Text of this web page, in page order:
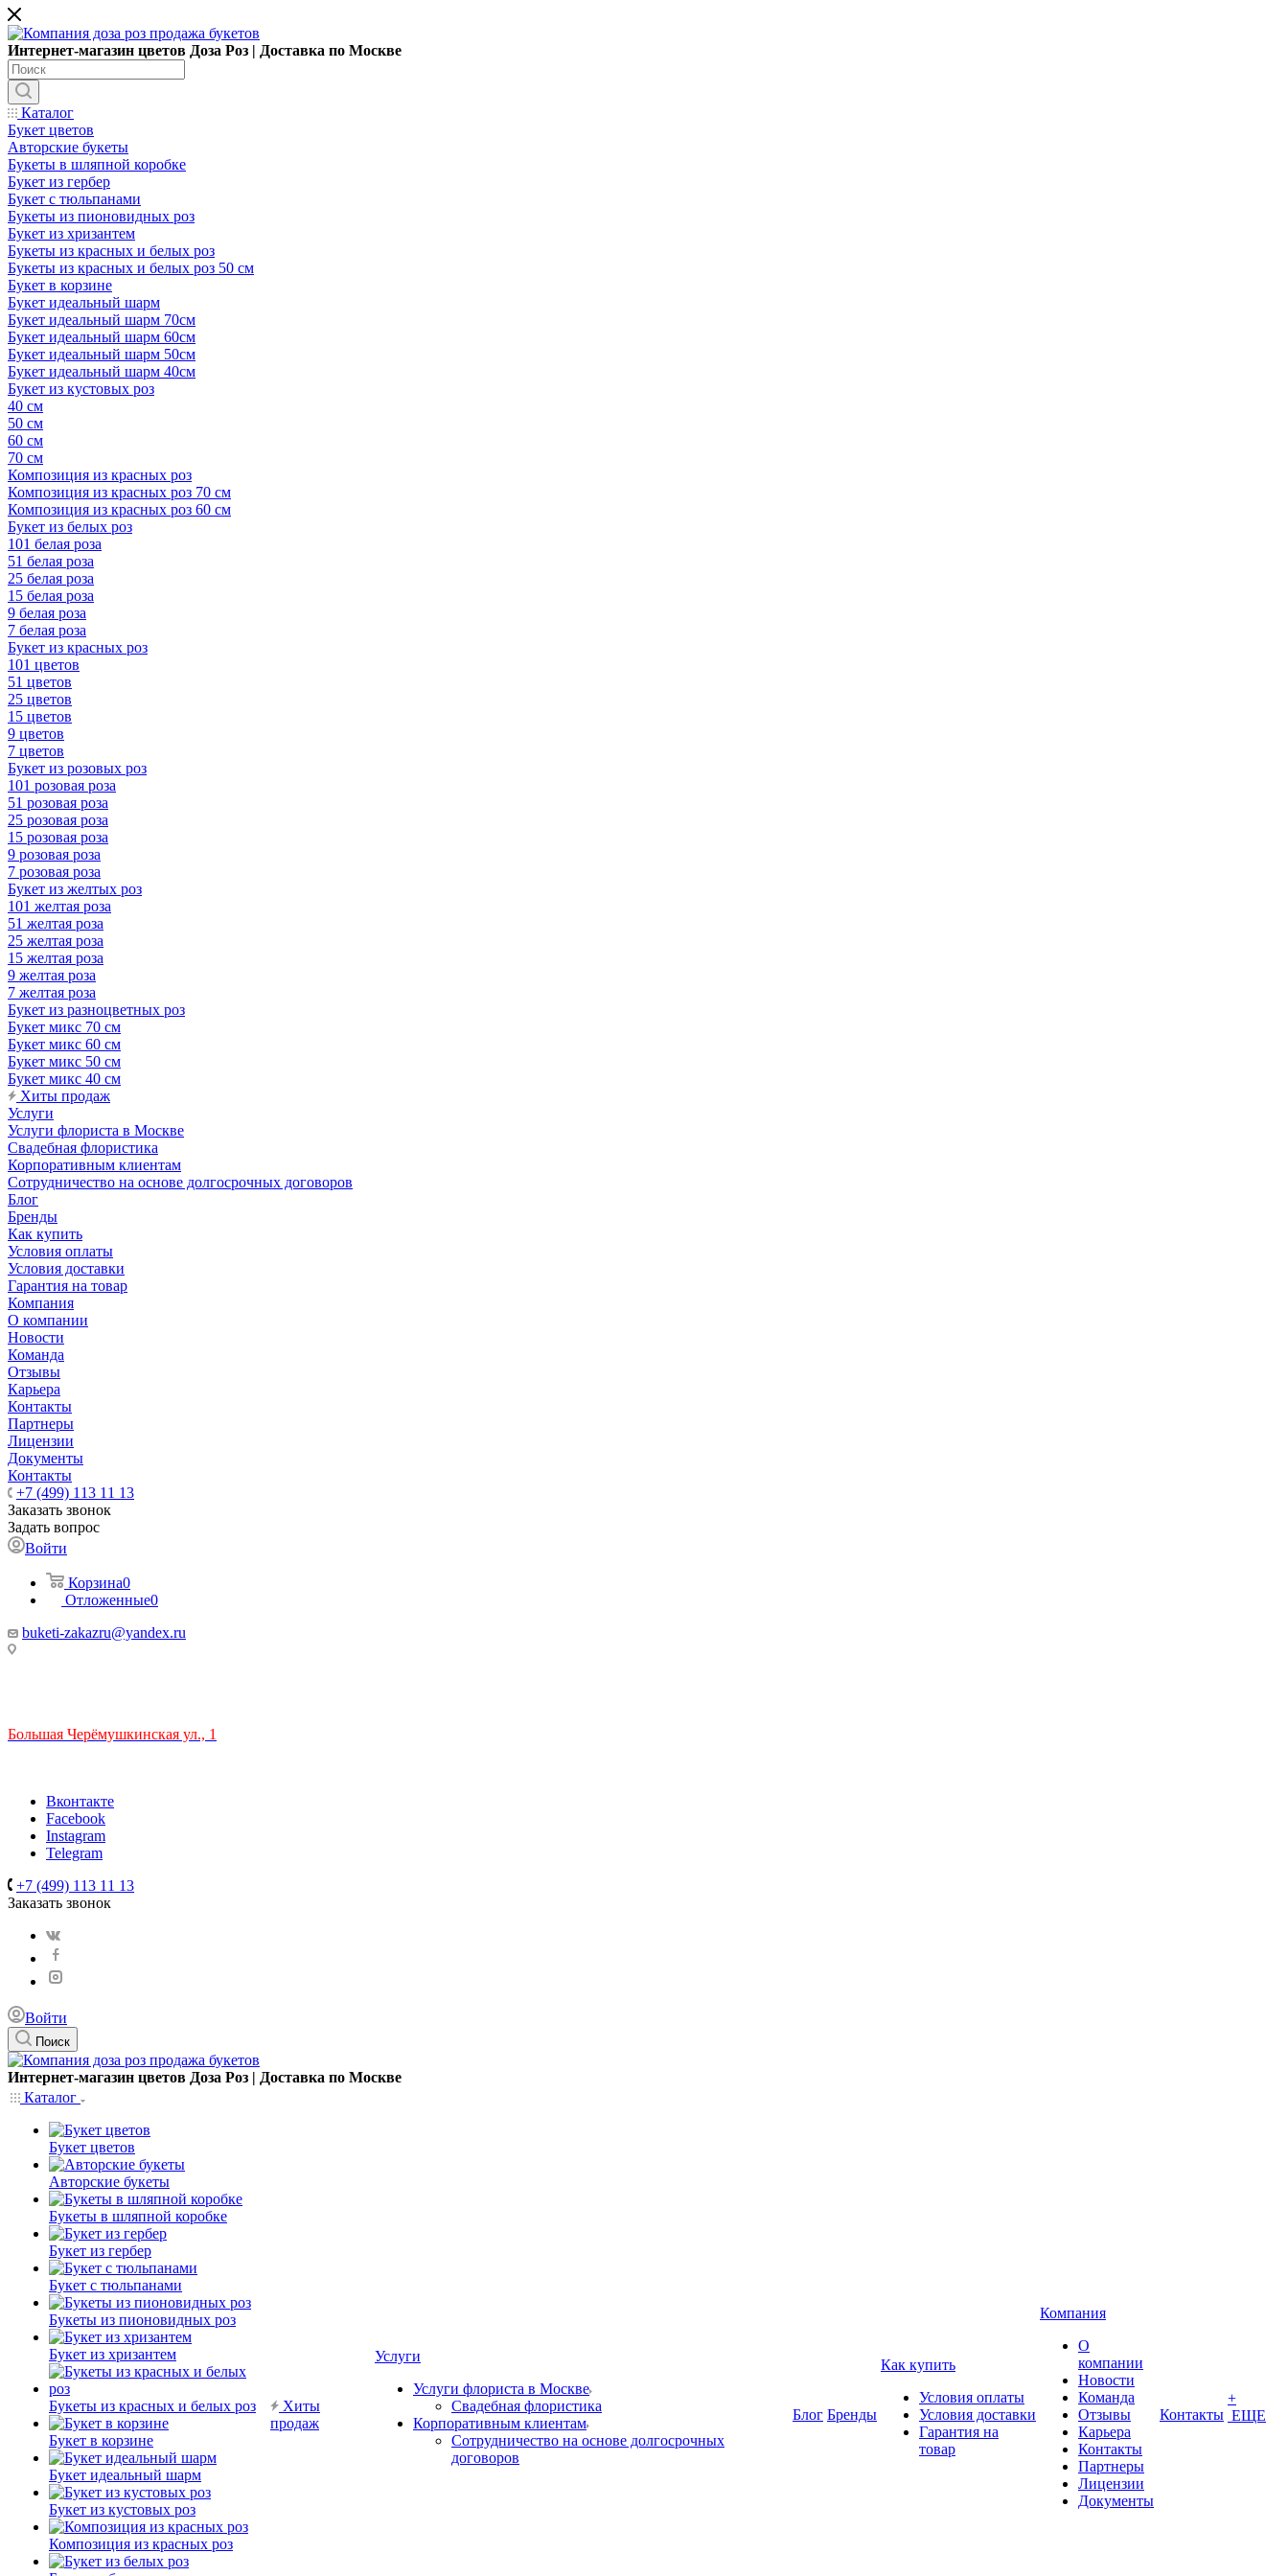
Интернет-магазин цветов Доза Роз | Доставка по Москве
Каталог
Букет цветов
Авторские букеты
Букеты в шляпной коробке
Букет из гербер
Букет с тюльпанами
Букеты из пионовидных роз
Букет из хризантем
Букеты из красных и белых роз
Букеты из красных и белых роз 50 см
Букет в корзине
Букет идеальный шарм
Букет идеальный шарм 70см
Букет идеальный шарм 60см
Букет идеальный шарм 50см
Букет идеальный шарм 40см
Букет из кустовых роз
40 см
50 см
60 см
70 см
Композиция из красных роз
Композиция из красных роз 70 см
Композиция из красных роз 60 см
Букет из белых роз
101 белая роза
51 белая роза
25 белая роза
15 белая роза
9 белая роза
7 белая роза
Букет из красных роз
101 цветов
51 цветов
25 цветов
15 цветов
9 цветов
7 цветов
Букет из розовых роз
101 розовая роза
51 розовая роза
25 розовая роза
15 розовая роза
9 розовая роза
7 розовая роза
Букет из желтых роз
101 желтая роза
51 желтая роза
25 желтая роза
15 желтая роза
9 желтая роза
7 желтая роза
Букет из разноцветных роз
Букет микс 70 см
Букет микс 60 см
Букет микс 50 см
Букет микс 40 см
Хиты продаж
Услуги
Услуги флориста в Москве
Свадебная флористика
Корпоративным клиентам
Сотрудничество на основе долгосрочных договоров
Блог
Бренды
Как купить
Условия оплаты
Условия доставки
Гарантия на товар
Компания
О компании
Новости
Команда
Отзывы
Карьера
Контакты
Партнеры
Лицензии
Документы
Контакты
+7 (499) 113 11 13
Заказать звонок
Задать вопрос
Войти
Корзина0
Отложенные0
buketi-zakazru@yandex.ru
Большая Черёмушкинская ул., 1
Вконтакте
Facebook
Instagram
Telegram
+7 (499) 113 11 13
Заказать звонок
Войти
Поиск
Интернет-магазин цветов Доза Роз | Доставка по Москве
Каталог
Букет цветов
Авторские букеты
Букеты в шляпной коробке
Букет из гербер
Букет с тюльпанами
Букеты из пионовидных роз
Букет из хризантем
Букеты из красных и белых роз
Букет в корзине
Букет идеальный шарм
Букет из кустовых роз
Композиция из красных роз
Хиты
продаж
Услуги
Услуги флориста в Москве
Свадебная флористика
Корпоративным клиентам
Сотрудничество на основе долгосрочных
договоров
Блог Бренды
Как купить
Условия оплаты
Условия доставки
Гарантия на
товар
Компания
О
компании
Новости
Команда
Отзывы
Карьера
Контакты
Партнеры
Лицензии
Документы
Контакты
+
ЕЩЕ